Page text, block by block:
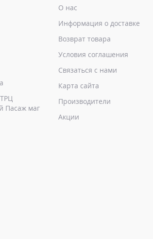
Пасаж маг
О нас
Информация о доставке
Возврат товара
Условия соглашения
Связаться с нами
Карта сайта
Производители
Акции